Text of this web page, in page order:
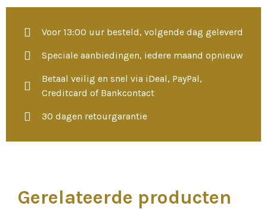
Voor 13:00 uur besteld, volgende dag geleverd
Speciale aanbiedingen, iedere maand opnieuw
Betaal veilig en snel via iDeal, PayPal,
Creditcard of Bankcontact
30 dagen retourgarantie
Gerelateerde producten